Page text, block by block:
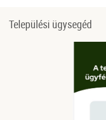
Települési ügysegéd